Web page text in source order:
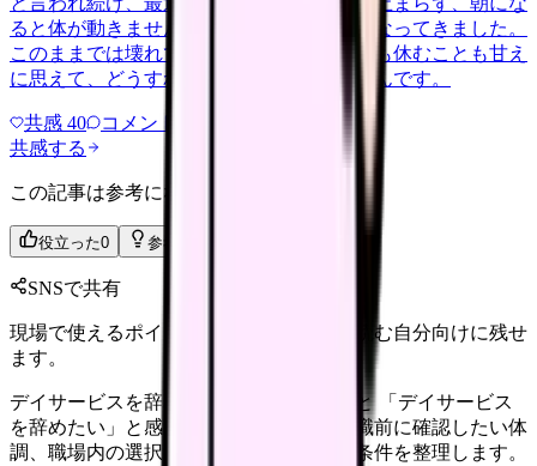
ると体が動きません。食事も喉を通らなくなってきました。
このままでは壊れてしまう気がします。でも休むことも甘え
に思えて、どうすればいいのか分からないんです。
共感 40 コメント
共感する
この記事は参考になりましたか？
役立った0 参考になった
SNSで共有
現場で使えるポイントを、同僚やあとで読む自分向けに残せ
ます。
デイサービスを辞めたい時に確認すること 「デイサービス
を辞めたい」と感じる看護師さんへ。退職前に確認したい体
調、職場内の選択肢、法務面、次の職場条件を整理します。